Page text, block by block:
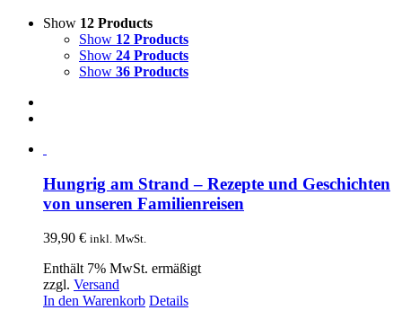
Show 12 Products
Show 12 Products
Show 24 Products
Show 36 Products
Hungrig am Strand – Rezepte und Geschichten
von unseren Familienreisen
39,90 € inkl. MwSt.
Enthält 7% MwSt. ermäßigt
zzgl. Versand
In den Warenkorb Details